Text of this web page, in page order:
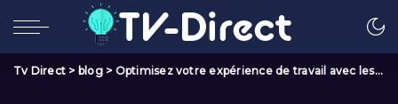
Tv Direct > blog> Optimisez votre expérience de travail avec les meilleurs écrans PC du marché